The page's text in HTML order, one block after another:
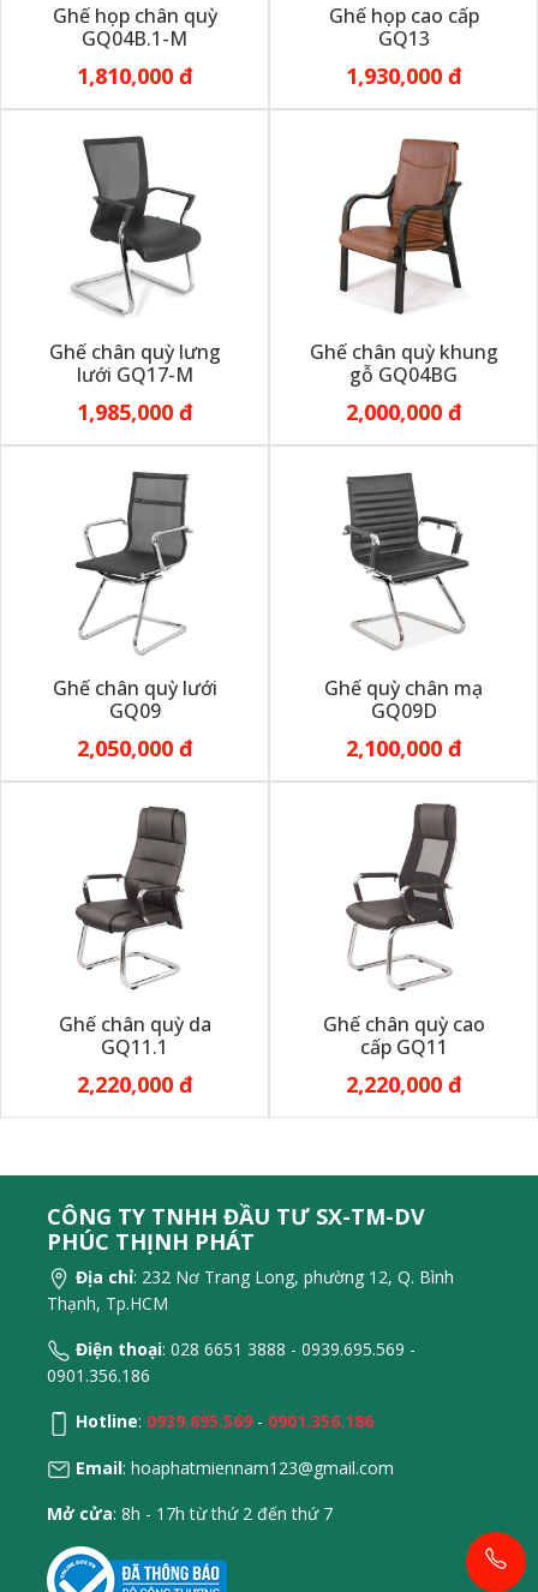
Ghế họp chân quỳ
GQ04B.1-M
1,810,000 đ
Ghế họp cao cấp
GQ13
1,930,000 đ
Ghế chân quỳ lưng
lưới GQ17-M
1,985,000 đ
Ghế chân quỳ khung
gỗ GQ04BG
2,000,000 đ
Ghế chân quỳ lưới
GQ09
2,050,000 đ
Ghế quỳ chân mạ
GQ09D
2,100,000 đ
Ghế chân quỳ da
GQ11.1
2,220,000 đ
Ghế chân quỳ cao
cấp GQ11
2,220,000 đ
CÔNG TY TNHH ĐẦU TƯ SX-TM-DV
PHÚC THỊNH PHÁT
Địa chỉ: 232 Nơ Trang Long, phường 12, Q. Bình
Thạnh, Tp.HCM
Điện thoại: 028 6651 3888 - 0939.695.569 -
0901.356.186
Hotline: 0939.695.569 - 0901.356.186
Email: hoaphatmiennam123@gmail.com
Mở cửa: 8h - 17h từ thứ 2 đến thứ 7